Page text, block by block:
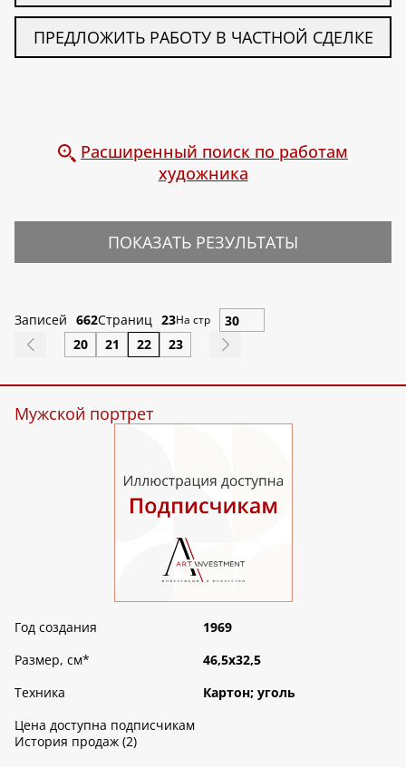
ПРЕДЛОЖИТЬ РАБОТУ В ЧАСТНОЙ СДЕЛКЕ
Расширенный поиск по работам
художника
ПОКАЗАТЬ РЕЗУЛЬТАТЫ
Записей 662Страниц 23На стр
20 21 22 23
Мужской портрет
Год создания
1969
Размер, см*
46,5х32,5
Техника
Картон; уголь
Цена доступна подписчикам
История продаж (2)